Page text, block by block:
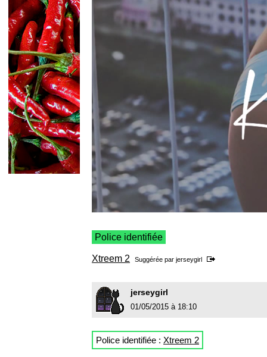
Police identifiée
Xtreem 2 Suggérée par jerseygirl
jerseygirl
01/05/2015 à 18:10
Police identifiée : Xtreem 2